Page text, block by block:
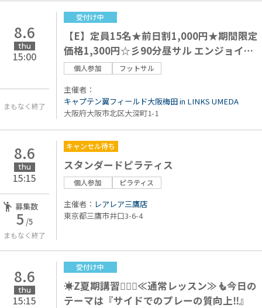
8.6
thu
15:00
まもなく終了
受付け中
【E】定員15名★前日割1,000円★期間限定
価格1,300円☆彡90分昼サル エンジョイク
ラス個人参加 フットサル
主催者：
キャプテン翼フィールド大阪梅田 in LINKS UMEDA
大阪府大阪市北区大深町1-1
8.6
thu
15:15
募集数
5 /5
まもなく終了
キャンセル待ち
スタンダードピラティス
個人参加 ピラティス
主催者： レアレア三鷹店
東京都三鷹市井口3-6-4
8.6
thu
15:15
受付け中
☀️Z夏期講習🏄🏻🍉≪通常レッスン≫🧜今日の
テーマは『サイドでのプレーの質向上‼』